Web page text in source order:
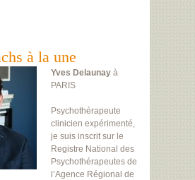
à la une
Yves Delaunay à
PARIS
Psychothérapeute
clinicien expérimenté,
je suis inscrit sur le
Registre National des
Psychothérapeutes de
l’Agence Régional de